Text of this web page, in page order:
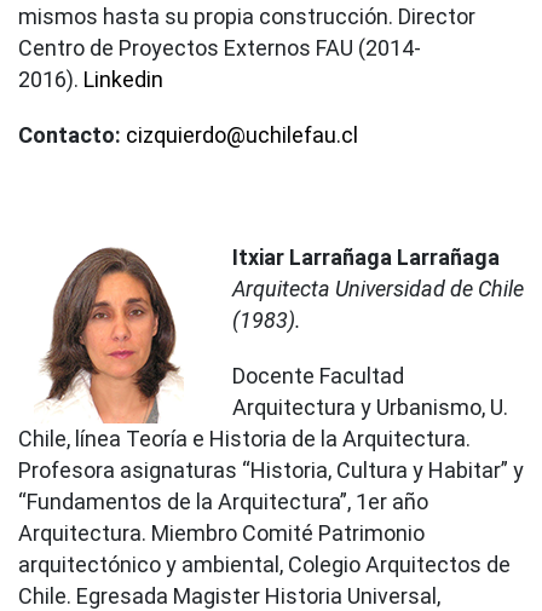
mismos hasta su propia construcción. Director
Centro de Proyectos Externos FAU (2014-
2016). Linkedin
Contacto: cizquierdo@uchilefau.cl
Itxiar Larrañaga Larrañaga
Arquitecta Universidad de Chile
(1983).
Docente Facultad
Arquitectura y Urbanismo, U.
Chile, línea Teoría e Historia de la Arquitectura.
Profesora asignaturas “Historia, Cultura y Habitar” y
“Fundamentos de la Arquitectura”, 1er año
Arquitectura. Miembro Comité Patrimonio
arquitectónico y ambiental, Colegio Arquitectos de
Chile. Egresada Magister Historia Universal,